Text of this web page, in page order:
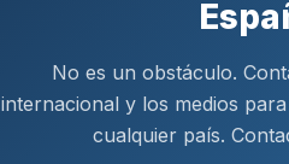
No es un obstáculo.
internacional y los medios
cualquier país.